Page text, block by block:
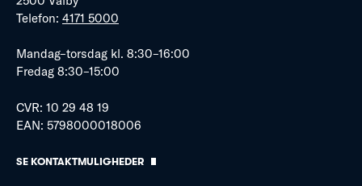
Telefon: 4171 5000
Mandag–torsdag kl. 8:30–16:00
Fredag 8:30–15:00
CVR: 10 29 48 19
EAN: 5798000018006
SE KONTAKTMULIGHEDER